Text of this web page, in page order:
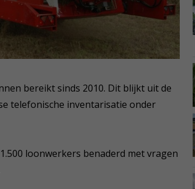
bereikt sinds 2010. Dit blijkt uit de
telefonische inventarisatie onder
loonwerkers benaderd met vragen